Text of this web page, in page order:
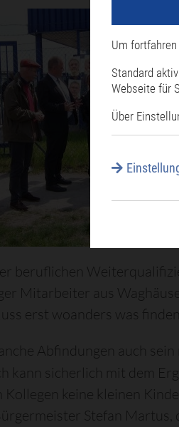
beruflichen
Mitarbeiter aus
erst woanders was finden.“
Abfindungen auch sein
kann sicherlich mit dem
Kollegen keine kleinen
Stefan
Um
Standard
Webseite für
Über